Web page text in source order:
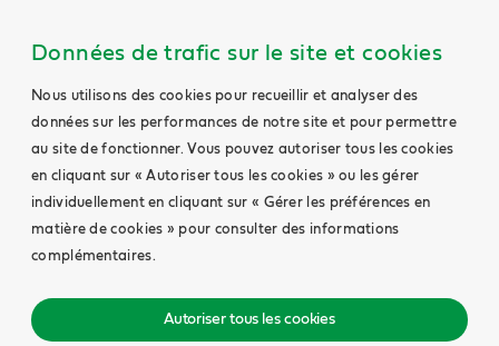
Données de trafic sur le site et cookies
Nous utilisons des cookies pour recueillir et analyser des
données sur les performances de notre site et pour permettre
au site de fonctionner. Vous pouvez autoriser tous les cookies
en cliquant sur « Autoriser tous les cookies » ou les gérer
individuellement en cliquant sur « Gérer les préférences en
matière de cookies » pour consulter des informations
complémentaires.
Autoriser tous les cookies